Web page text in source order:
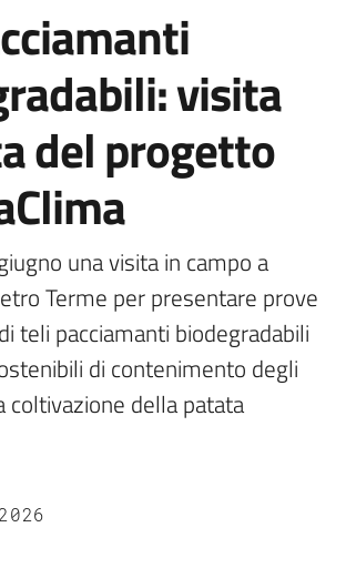
visita
del progetto
una visita in campo a
Terme per presentare prove
teli pacciamanti biodegradabili
di contenimento degli
coltivazione della patata